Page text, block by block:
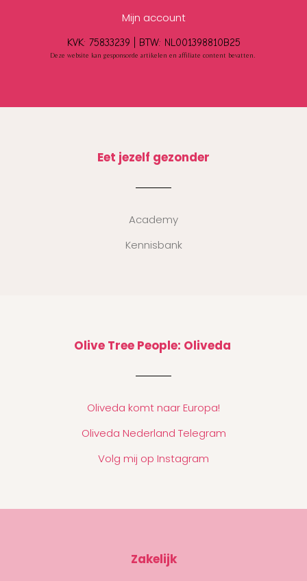
Mijn account
KVK: 75833239 | BTW: NL001398810B25
Deze website kan gesponsorde artikelen en affiliate content bevatten.
Eet jezelf gezonder
Academy
Kennisbank
Olive Tree People: Oliveda
Oliveda komt naar Europa!
Oliveda Nederland Telegram
Volg mij op Instagram
Zakelijk